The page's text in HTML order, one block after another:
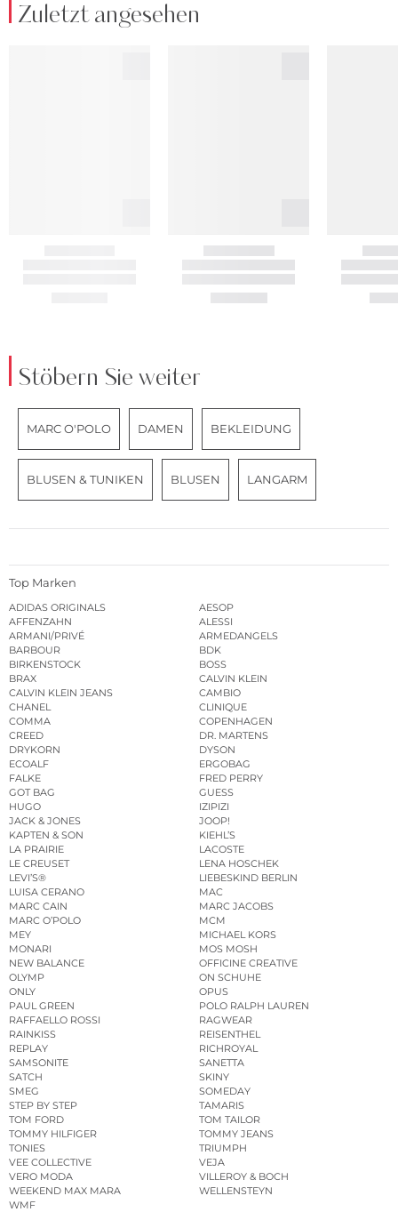
Zuletzt angesehen
Stöbern Sie weiter
MARC O'POLO DAMEN BEKLEIDUNG
BLUSEN & TUNIKEN BLUSEN LANGARM
Top Marken
ADIDAS ORIGINALS
AESOP
AFFENZAHN
ALESSI
ARMANI/PRIVÉ
ARMEDANGELS
BARBOUR
BDK
BIRKENSTOCK
BOSS
BRAX
CALVIN KLEIN
CALVIN KLEIN JEANS
CAMBIO
CHANEL
CLINIQUE
COMMA
COPENHAGEN
CREED
DR. MARTENS
DRYKORN
DYSON
ECOALF
ERGOBAG
FALKE
FRED PERRY
GOT BAG
GUESS
HUGO
IZIPIZI
JACK & JONES
JOOP!
KAPTEN & SON
KIEHL’S
LA PRAIRIE
LACOSTE
LE CREUSET
LENA HOSCHEK
LEVI’S®
LIEBESKIND BERLIN
LUISA CERANO
MAC
MARC CAIN
MARC JACOBS
MARC O’POLO
MCM
MEY
MICHAEL KORS
MONARI
MOS MOSH
NEW BALANCE
OFFICINE CREATIVE
OLYMP
ON SCHUHE
ONLY
OPUS
PAUL GREEN
POLO RALPH LAUREN
RAFFAELLO ROSSI
RAGWEAR
RAINKISS
REISENTHEL
REPLAY
RICHROYAL
SAMSONITE
SANETTA
SATCH
SKINY
SMEG
SOMEDAY
STEP BY STEP
TAMARIS
TOM FORD
TOM TAILOR
TOMMY HILFIGER
TOMMY JEANS
TONIES
TRIUMPH
VEE COLLECTIVE
VEJA
VERO MODA
VILLEROY & BOCH
WEEKEND MAX MARA
WELLENSTEYN
WMF